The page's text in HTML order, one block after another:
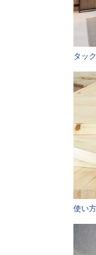
タッ
使い